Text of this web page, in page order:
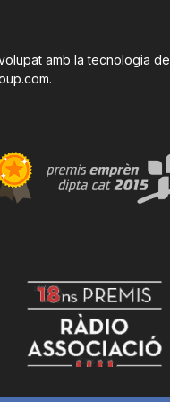
amb la tecnologia de
.